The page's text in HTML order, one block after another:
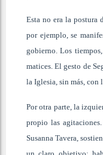
Esta no era la postura
por ejemplo, se
gobierno. Los
matices. El gesto de
la Iglesia, sin más,
Por otra parte, la
propio las
Susanna Tavera,